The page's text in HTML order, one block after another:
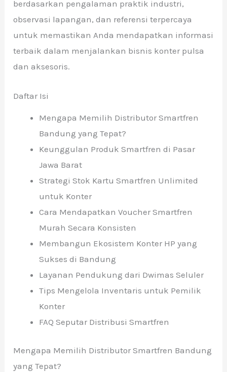
berdasarkan pengalaman praktik industri,
observasi lapangan, dan referensi terpercaya
untuk memastikan Anda mendapatkan informasi
terbaik dalam menjalankan bisnis konter pulsa
dan aksesoris.
Daftar Isi
Mengapa Memilih Distributor Smartfren
Bandung yang Tepat?
Keunggulan Produk Smartfren di Pasar
Jawa Barat
Strategi Stok Kartu Smartfren Unlimited
untuk Konter
Cara Mendapatkan Voucher Smartfren
Murah Secara Konsisten
Membangun Ekosistem Konter HP yang
Sukses di Bandung
Layanan Pendukung dari Dwimas Seluler
Tips Mengelola Inventaris untuk Pemilik
Konter
FAQ Seputar Distribusi Smartfren
Mengapa Memilih Distributor Smartfren Bandung
yang Tepat?